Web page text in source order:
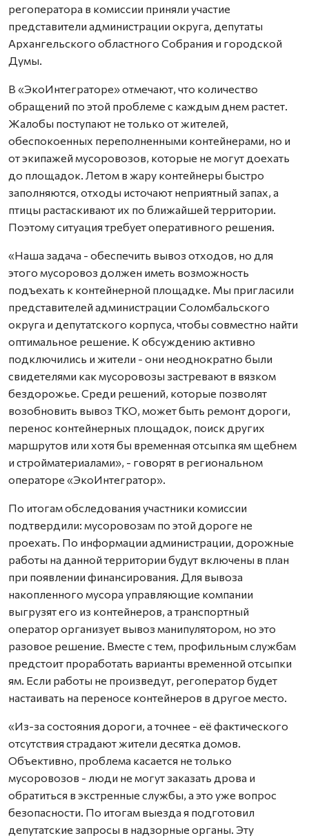
регоператора в комиссии приняли участие
представители администрации округа, депутаты
Архангельского областного Собрания и городской
Думы.
В «ЭкоИнтеграторе» отмечают, что количество
обращений по этой проблеме с каждым днем растет.
Жалобы поступают не только от жителей,
обеспокоенных переполненными контейнерами, но и
от экипажей мусоровозов, которые не могут доехать
до площадок. Летом в жару контейнеры быстро
заполняются, отходы источают неприятный запах, а
птицы растаскивают их по ближайшей территории.
Поэтому ситуация требует оперативного решения.
«Наша задача - обеспечить вывоз отходов, но для
этого мусоровоз должен иметь возможность
подъехать к контейнерной площадке. Мы пригласили
представителей администрации Соломбальского
округа и депутатского корпуса, чтобы совместно найти
оптимальное решение. К обсуждению активно
подключились и жители - они неоднократно были
свидетелями как мусоровозы застревают в вязком
бездорожье. Среди решений, которые позволят
возобновить вывоз ТКО, может быть ремонт дороги,
перенос контейнерных площадок, поиск других
маршрутов или хотя бы временная отсыпка ям щебнем
и стройматериалами», - говорят в региональном
операторе «ЭкоИнтегратор».
По итогам обследования участники комиссии
подтвердили: мусоровозам по этой дороге не
проехать. По информации администрации, дорожные
работы на данной территории будут включены в план
при появлении финансирования. Для вывоза
накопленного мусора управляющие компании
выгрузят его из контейнеров, а транспортный
оператор организует вывоз манипулятором, но это
разовое решение. Вместе с тем, профильным службам
предстоит проработать варианты временной отсыпки
ям. Если работы не произведут, регоператор будет
настаивать на переносе контейнеров в другое место.
«Из-за состояния дороги, а точнее - её фактического
отсутствия страдают жители десятка домов.
Объективно, проблема касается не только
мусоровозов - люди не могут заказать дрова и
обратиться в экстренные службы, а это уже вопрос
безопасности. По итогам выезда я подготовил
депутатские запросы в надзорные органы. Эту